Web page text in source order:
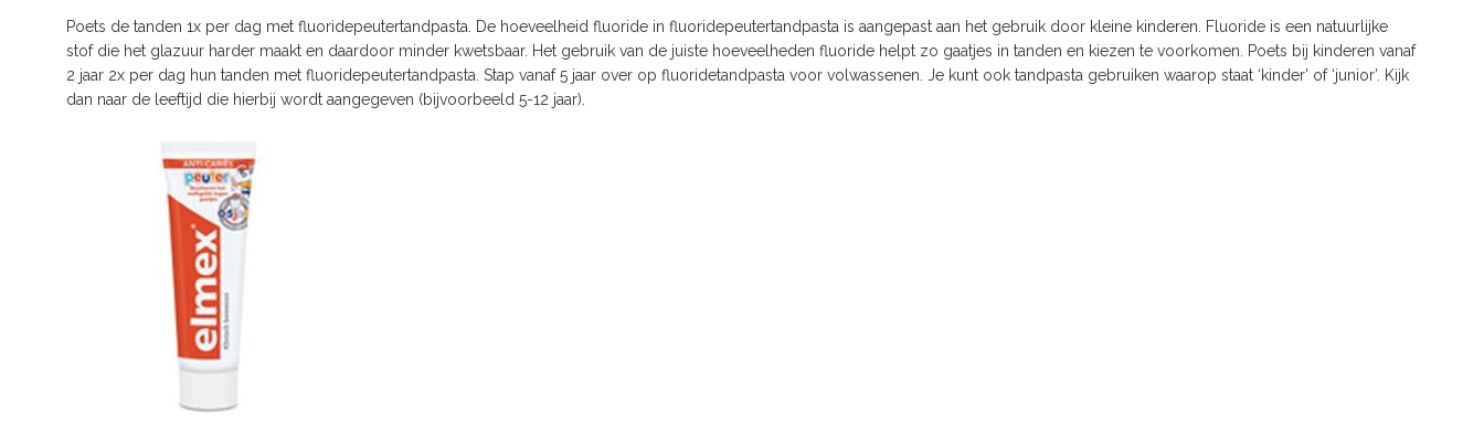
Poets de tanden 1x per dag met fluoridepeutertandpasta. De hoeveelheid fluoride in fluoridepeutertandpasta is aangepast aan het gebruik door kleine kinderen. Fluoride is een natuurlijke
stof die het glazuur harder maakt en daardoor minder kwetsbaar. Het gebruik van de juiste hoeveelheden fluoride helpt zo gaatjes in tanden en kiezen te voorkomen. Poets bij kinderen vanaf
2 jaar 2x per dag hun tanden met fluoridepeutertandpasta. Stap vanaf 5 jaar over op fluoridetandpasta voor volwassenen. Je kunt ook tandpasta gebruiken waarop staat ‘kinder’ of ‘junior’. Kijk
dan naar de leeftijd die hierbij wordt aangegeven (bijvoorbeeld 5-12 jaar).